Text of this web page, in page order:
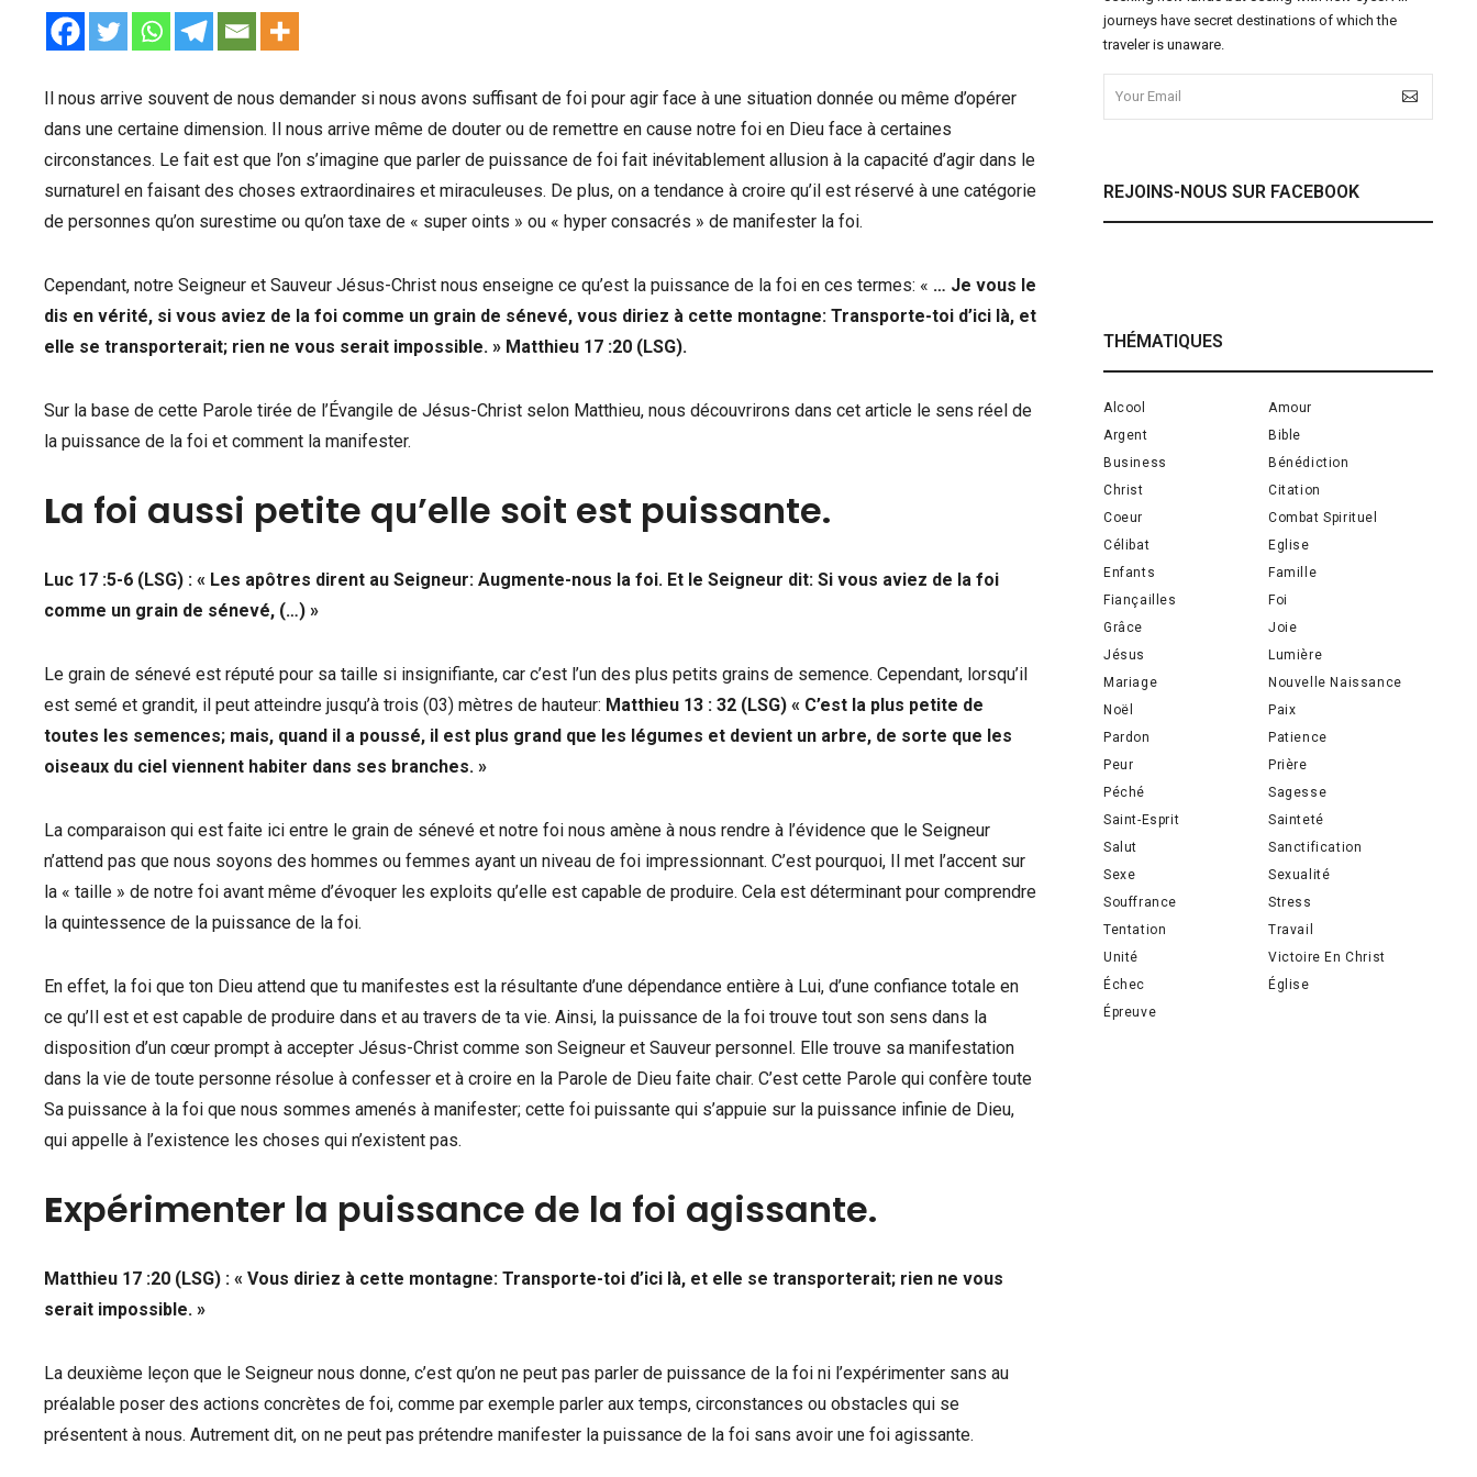
Il nous arrive souvent de nous demander si nous avons suffisant de foi pour agir face à une situation donnée ou même d’opérer
dans une certaine dimension. Il nous arrive même de douter ou de remettre en cause notre foi en Dieu face à certaines
circonstances. Le fait est que l’on s’imagine que parler de puissance de foi fait inévitablement allusion à la capacité d’agir dans le
surnaturel en faisant des choses extraordinaires et miraculeuses. De plus, on a tendance à croire qu’il est réservé à une catégorie
de personnes qu’on surestime ou qu’on taxe de « super oints » ou « hyper consacrés » de manifester la foi.
Cependant, notre Seigneur et Sauveur Jésus-Christ nous enseigne ce qu’est la puissance de la foi en ces termes: « … Je vous le
dis en vérité, si vous aviez de la foi comme un grain de sénevé, vous diriez à cette montagne: Transporte-toi d’ici là, et
elle se transporterait; rien ne vous serait impossible. » Matthieu 17 :20 (LSG).
Sur la base de cette Parole tirée de l’Évangile de Jésus-Christ selon Matthieu, nous découvrirons dans cet article le sens réel de
la puissance de la foi et comment la manifester.
La foi aussi petite qu’elle soit est puissante.
Luc 17 :5-6 (LSG) : « Les apôtres dirent au Seigneur: Augmente-nous la foi. Et le Seigneur dit: Si vous aviez de la foi
comme un grain de sénevé, (…) »
Le grain de sénevé est réputé pour sa taille si insignifiante, car c’est l’un des plus petits grains de semence. Cependant, lorsqu’il
est semé et grandit, il peut atteindre jusqu’à trois (03) mètres de hauteur: Matthieu 13 : 32 (LSG) « C’est la plus petite de
toutes les semences; mais, quand il a poussé, il est plus grand que les légumes et devient un arbre, de sorte que les
oiseaux du ciel viennent habiter dans ses branches. »
La comparaison qui est faite ici entre le grain de sénevé et notre foi nous amène à nous rendre à l’évidence que le Seigneur
n’attend pas que nous soyons des hommes ou femmes ayant un niveau de foi impressionnant. C’est pourquoi, Il met l’accent sur
la « taille » de notre foi avant même d’évoquer les exploits qu’elle est capable de produire. Cela est déterminant pour comprendre
la quintessence de la puissance de la foi.
En effet, la foi que ton Dieu attend que tu manifestes est la résultante d’une dépendance entière à Lui, d’une confiance totale en
ce qu’Il est et est capable de produire dans et au travers de ta vie. Ainsi, la puissance de la foi trouve tout son sens dans la
disposition d’un cœur prompt à accepter Jésus-Christ comme son Seigneur et Sauveur personnel. Elle trouve sa manifestation
dans la vie de toute personne résolue à confesser et à croire en la Parole de Dieu faite chair. C’est cette Parole qui confère toute
Sa puissance à la foi que nous sommes amenés à manifester; cette foi puissante qui s’appuie sur la puissance infinie de Dieu,
qui appelle à l’existence les choses qui n’existent pas.
Expérimenter la puissance de la foi agissante.
Matthieu 17 :20 (LSG) : « Vous diriez à cette montagne: Transporte-toi d’ici là, et elle se transporterait; rien ne vous
serait impossible. »
La deuxième leçon que le Seigneur nous donne, c’est qu’on ne peut pas parler de puissance de la foi ni l’expérimenter sans au
préalable poser des actions concrètes de foi, comme par exemple parler aux temps, circonstances ou obstacles qui se
présentent à nous. Autrement dit, on ne peut pas prétendre manifester la puissance de la foi sans avoir une foi agissante.
journeys have secret destinations of which the
traveler is unaware.
REJOINS-NOUS SUR FACEBOOK
THÉMATIQUES
Alcool
Amour
Argent
Bible
Business
Bénédiction
Christ
Citation
Coeur
Combat Spirituel
Célibat
Eglise
Enfants
Famille
Fiançailles
Foi
Grâce
Joie
Jésus
Lumière
Mariage
Nouvelle Naissance
Noël
Paix
Pardon
Patience
Peur
Prière
Péché
Sagesse
Saint-Esprit
Sainteté
Salut
Sanctification
Sexe
Sexualité
Souffrance
Stress
Tentation
Travail
Unité
Victoire En Christ
Échec
Église
Épreuve